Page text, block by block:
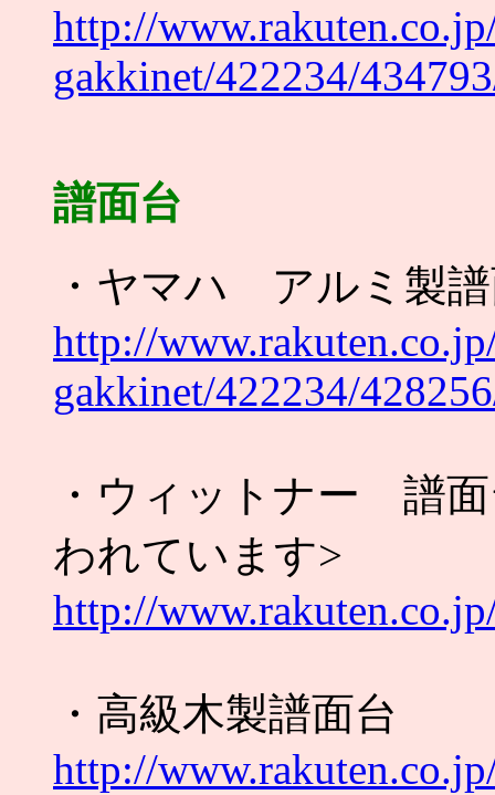
http://
gakkinet/422234/
譜面台
・ヤマハ アルミ製
http://
gakkinet/422234/
・ウィットナー 譜
われています>
http://
・高級木製譜面台
http://